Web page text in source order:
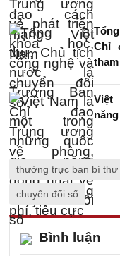
Chỉ
Việt
thường trực ban bí thư
chuyển đổi số
Bình luận